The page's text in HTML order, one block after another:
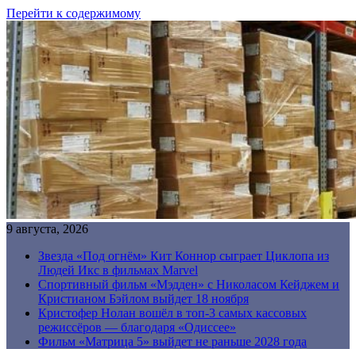
Перейти к содержимому
9 августа, 2026
Звезда «Под огнём» Кит Коннор сыграет Циклопа из
Людей Икс в фильмах Marvel
Спортивный фильм «Мэдден» с Николасом Кейджем и
Кристианом Бэйлом выйдет 18 ноября
Кристофер Нолан вошёл в топ-3 самых кассовых
режиссёров — благодаря «Одиссее»
Фильм «Матрица 5» выйдет не раньше 2028 года